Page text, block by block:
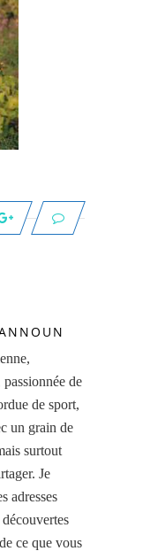
de
de sport,
un grain de
surtout
Je
adresses
ce que vous